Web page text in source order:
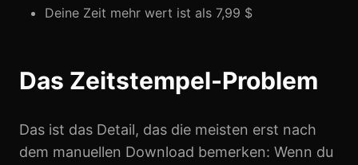
Deine Zeit mehr wert ist als 7,99 $
Das Zeitstempel-Problem
Das ist das Detail, das die meisten erst nach
dem manuellen Download bemerken: Wenn du